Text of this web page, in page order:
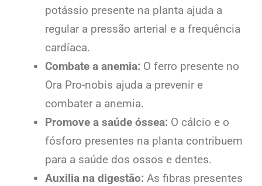
potássio presente na planta ajuda a
regular a pressão arterial e a frequência
cardíaca.
Combate a anemia: O ferro presente no
Ora Pro-nobis ajuda a prevenir e
combater a anemia.
Promove a saúde óssea: O cálcio e o
fósforo presentes na planta contribuem
para a saúde dos ossos e dentes.
Auxilia na digestão: As fibras presentes